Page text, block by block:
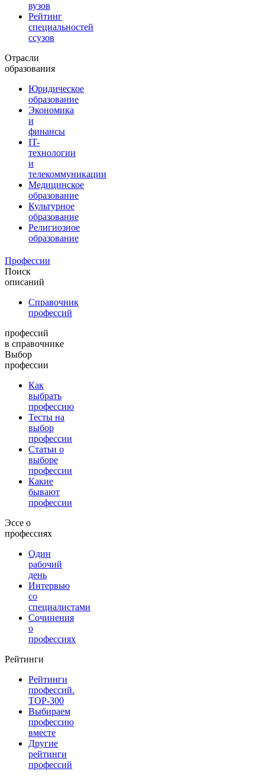
вузов
Рейтинг
специальностей
ссузов
Отрасли
образования
Юридическое
образование
Экономика
и
финансы
IT-
технологии
и
телекоммуникации
Медицинское
образование
Культурное
образование
Религиозное
образование
Профессии
Поиск
описаний
Справочник
профессий
профессий
в справочнике
Выбор
профессии
Как
выбрать
профессию
Тесты на
выбор
профессии
Статьи о
выборе
профессии
Какие
бывают
профессии
Эссе о
профессиях
Один
рабочий
день
Интервью
со
специалистами
Сочинения
о
профессиях
Рейтинги
Рейтинги
профессий.
TOP-300
Выбираем
профессию
вместе
Другие
рейтинги
профессий